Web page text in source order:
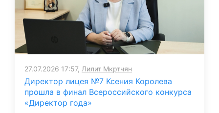
27.07.2026 17:57, Лилит Мкртчян
Директор лицея №7 Ксения Королева
прошла в финал Всероссийского конкурса
«Директор года»